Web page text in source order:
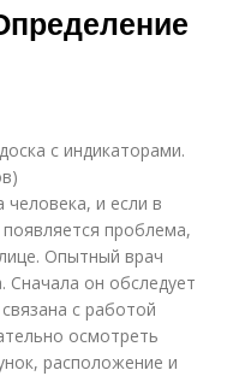
с индикаторами.
и если в
проблема,
Опытный врач
Сначала он обследует
с работой
осмотреть
расположение и